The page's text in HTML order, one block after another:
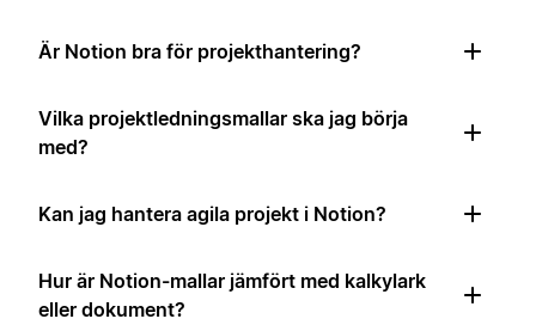
Är Notion bra för projekthantering?
Vilka projektledningsmallar ska jag börja
med?
Kan jag hantera agila projekt i Notion?
Hur är Notion-mallar jämfört med kalkylark
eller dokument?